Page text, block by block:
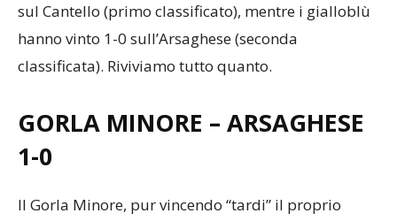
sul Cantello (primo classificato), mentre i gialloblù
hanno vinto 1-0 sull’Arsaghese (seconda
classificata). Riviviamo tutto quanto.
GORLA MINORE – ARSAGHESE
1-0
Il Gorla Minore, pur vincendo “tardi” il proprio